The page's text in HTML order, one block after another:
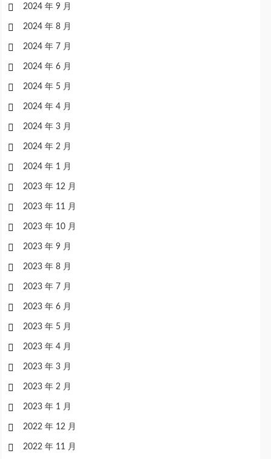
2024 年 9 月
2024 年 8 月
2024 年 7 月
2024 年 6 月
2024 年 5 月
2024 年 4 月
2024 年 3 月
2024 年 2 月
2024 年 1 月
2023 年 12 月
2023 年 11 月
2023 年 10 月
2023 年 9 月
2023 年 8 月
2023 年 7 月
2023 年 6 月
2023 年 5 月
2023 年 4 月
2023 年 3 月
2023 年 2 月
2023 年 1 月
2022 年 12 月
2022 年 11 月